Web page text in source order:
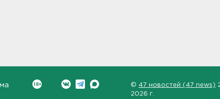
© 47 новостей (47 news)
2026 г.